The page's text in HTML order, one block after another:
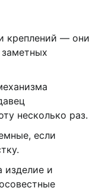
креплений — они
несколько раз.
если
изделие и